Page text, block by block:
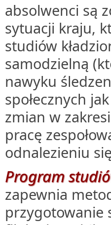
absolwenci są
sytuacji kraju,
studiów
samodzielną
nawyku
społecznych
zmian w
pracę
odnalezieniu
Program
zapewnia
przygotowanie